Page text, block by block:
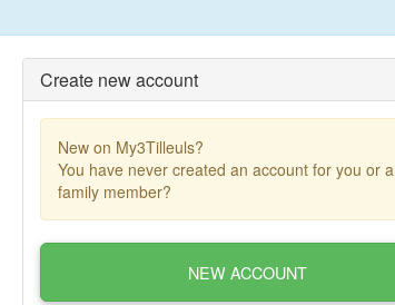
Create new account
New on My3Tilleuls?
You have never created an account for you or a
family member?
NEW ACCOUNT